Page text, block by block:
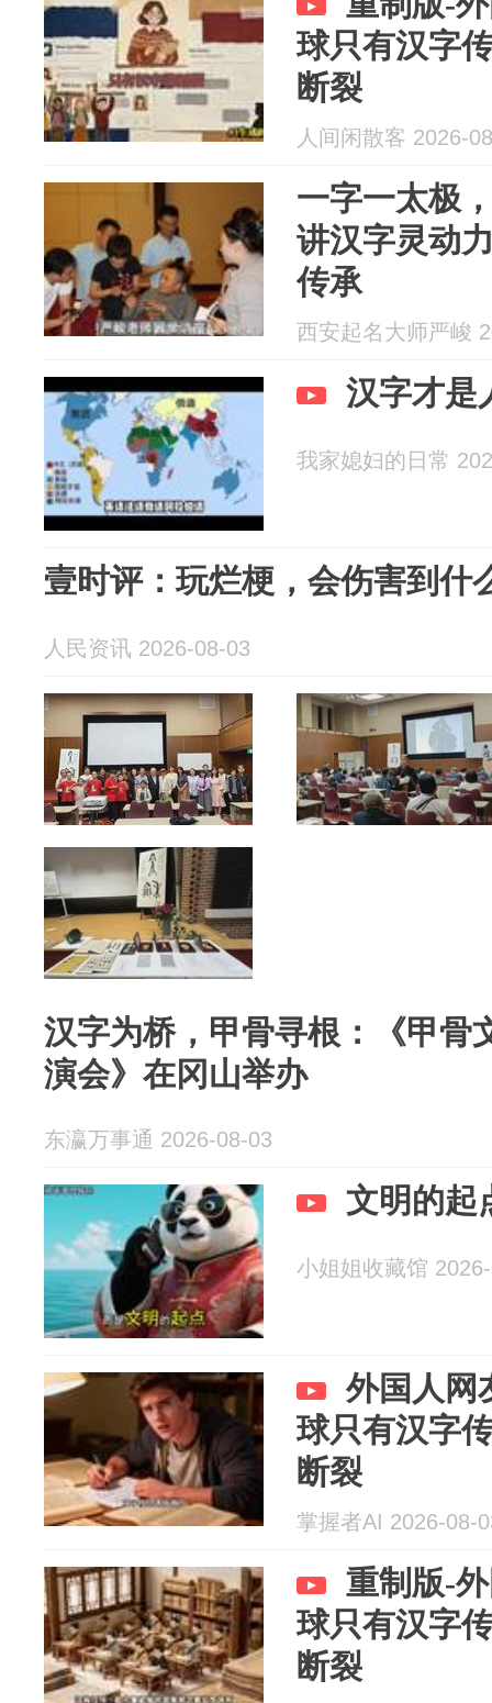
球只有汉字
断裂
人间闲散客 2026-
一字一太极
讲汉字灵动
传承
西安起名大师严峻
汉字才是
我家媳妇的日常
壹时评：玩烂梗，会伤害到什
人民资讯 2026-08-03
汉字为桥，甲骨寻根：《甲骨
演会》在冈山举办
东瀛万事通 2026-08-03
文明的起
小姐姐收藏馆
外国人网
球只有汉字
断裂
掌握者AI 2026-08-
重制版-
球只有汉字
断裂